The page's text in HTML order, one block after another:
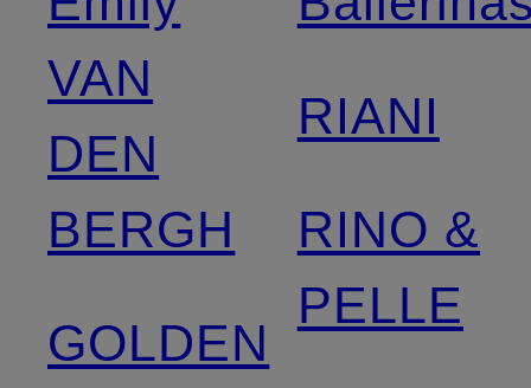
VAN
DEN
BERGH
GOLDEN
RIANI
RINO &
PELLE